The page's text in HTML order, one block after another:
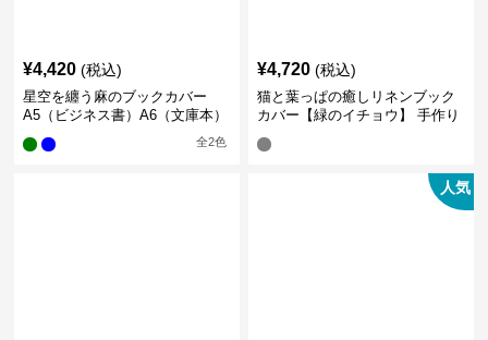
¥4,420 (税込)
星空を纏う麻のブックカバー
A5（ビジネス書）A6（文庫本）
全2色
¥4,720 (税込)
猫と葉っぱの癒しリネンブック
カバー【緑のイチョウ】 手作り
人気